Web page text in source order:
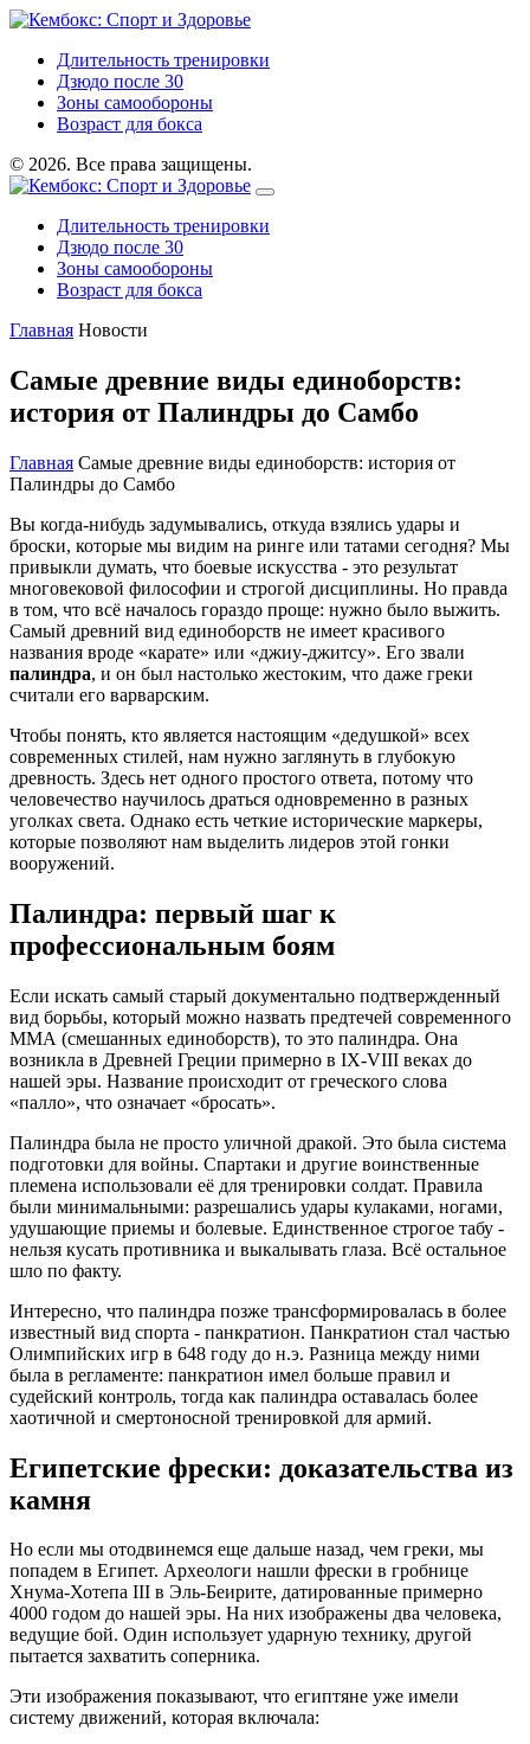
Длительность тренировки
Дзюдо после 30
Зоны самообороны
Возраст для бокса
© 2026. Все права защищены.
Длительность тренировки
Дзюдо после 30
Зоны самообороны
Возраст для бокса
Главная Новости
Самые древние виды единоборств:
история от Палиндры до Самбо
Главная Самые древние виды единоборств: история от
Палиндры до Самбо
Вы когда-нибудь задумывались, откуда взялись удары и
броски, которые мы видим на ринге или татами сегодня? Мы
привыкли думать, что боевые искусства - это результат
многовековой философии и строгой дисциплины. Но правда
в том, что всё началось гораздо проще: нужно было выжить.
Самый древний вид единоборств не имеет красивого
названия вроде «карате» или «джиу-джитсу». Его звали
палиндра, и он был настолько жестоким, что даже греки
считали его варварским.
Чтобы понять, кто является настоящим «дедушкой» всех
современных стилей, нам нужно заглянуть в глубокую
древность. Здесь нет одного простого ответа, потому что
человечество научилось драться одновременно в разных
уголках света. Однако есть четкие исторические маркеры,
которые позволяют нам выделить лидеров этой гонки
вооружений.
Палиндра: первый шаг к
профессиональным боям
Если искать самый старый документально подтвержденный
вид борьбы, который можно назвать предтечей современного
ММА (смешанных единоборств), то это палиндра. Она
возникла в Древней Греции примерно в IX-VIII веках до
нашей эры. Название происходит от греческого слова
«палло», что означает «бросать».
Палиндра была не просто уличной дракой. Это была система
подготовки для войны. Спартаки и другие воинственные
племена использовали её для тренировки солдат. Правила
были минимальными: разрешались удары кулаками, ногами,
удушающие приемы и болевые. Единственное строгое табу -
нельзя кусать противника и выкалывать глаза. Всё остальное
шло по факту.
Интересно, что палиндра позже трансформировалась в более
известный вид спорта - панкратион. Панкратион стал частью
Олимпийских игр в 648 году до н.э. Разница между ними
была в регламенте: панкратион имел больше правил и
судейский контроль, тогда как палиндра оставалась более
хаотичной и смертоносной тренировкой для армий.
Египетские фрески: доказательства из
камня
Но если мы отодвинемся еще дальше назад, чем греки, мы
попадем в Египет. Археологи нашли фрески в гробнице
Хнума-Хотепа III в Эль-Беирите, датированные примерно
4000 годом до нашей эры. На них изображены два человека,
ведущие бой. Один использует ударную технику, другой
пытается захватить соперника.
Эти изображения показывают, что египтяне уже имели
систему движений, которая включала: